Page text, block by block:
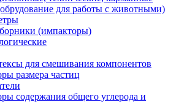
для работы с животными)
(импакторы)
для смешивания компонентов
размера частиц
содержания общего углерода и